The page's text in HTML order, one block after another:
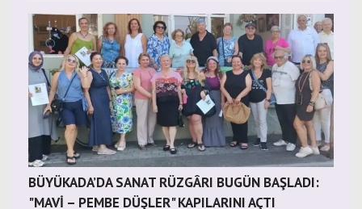
BÜYÜKADA’DA SANAT RÜZGÂRI BUGÜN BAŞLADI:
"MAVİ – PEMBE DÜŞLER" KAPILARINI AÇTI